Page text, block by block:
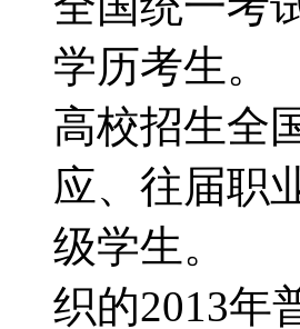
学历考生
高校招生全
应、往届职
级学生。
织的2013年